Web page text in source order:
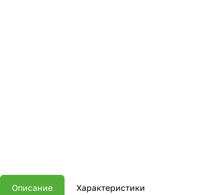
Описание Характеристики